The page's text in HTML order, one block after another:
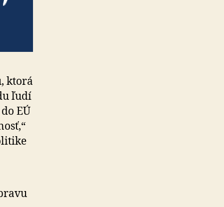
ktorá
ľu­dí
EÚ